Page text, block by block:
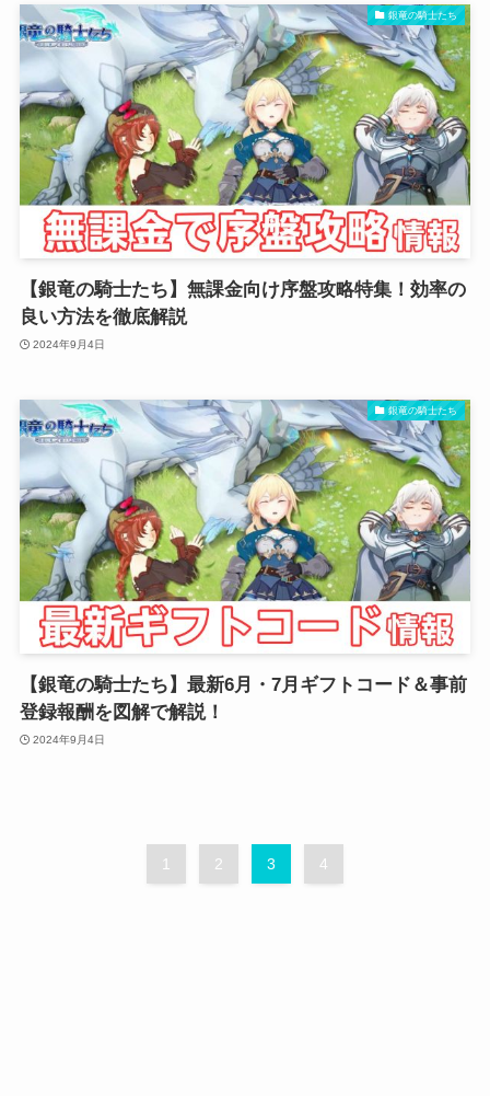
銀竜の騎士たち
【銀竜の騎士たち】無課金向け序盤攻略特集！効率の
良い方法を徹底解説
2024年9月4日
銀竜の騎士たち
【銀竜の騎士たち】最新6月・7月ギフトコード＆事前
登録報酬を図解で解説！
2024年9月4日
1 2 3 4